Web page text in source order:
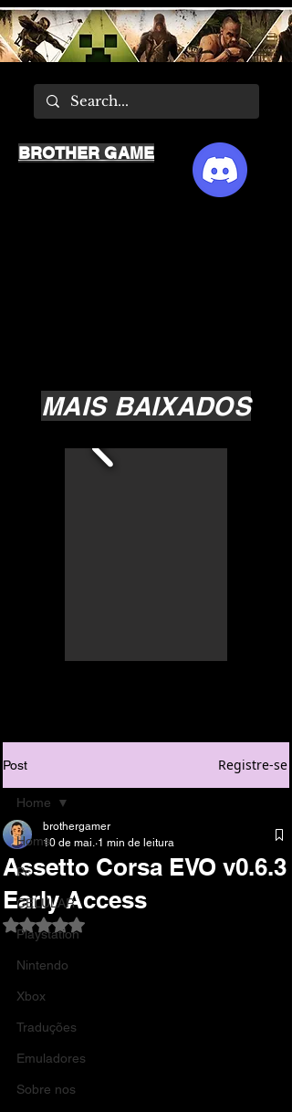
MAIS BAIXADOS
BROTHER GAME
Post Registre-se
Home
Pc
CELULAR
Playstation
Nintendo
Xbox
Traduções
Emuladores
Sobre nos
Home
Assetto Corsa EVO v0.6.3
Early Access
brothergamer
10 de mai. 1 min de leitura
Avaliado com NaN de 5 estrelas.